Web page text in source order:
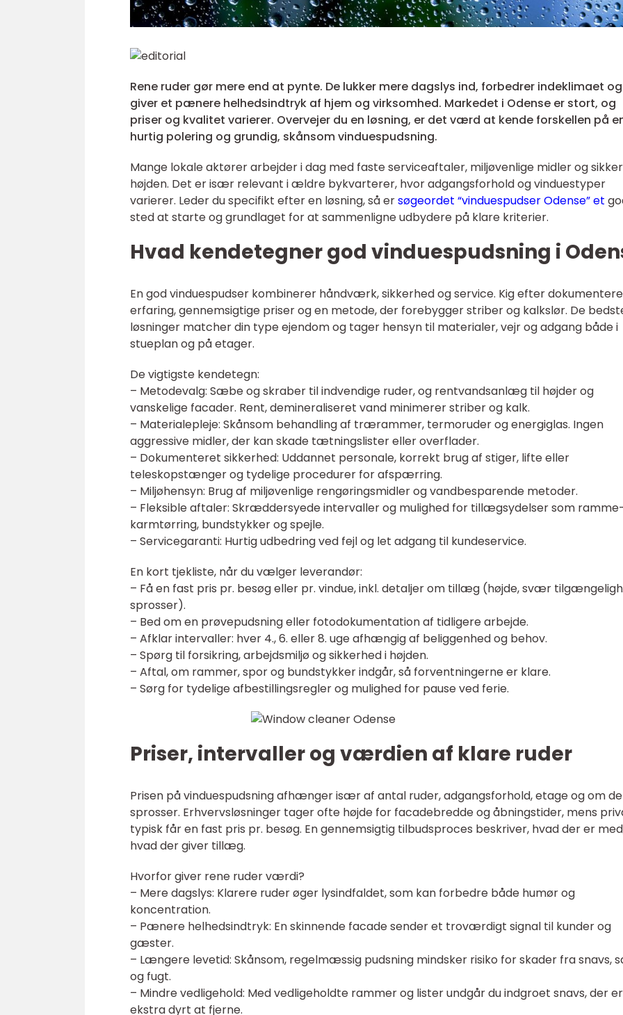
Rene ruder gør mere end at pynte. De lukker mere dagslys ind, forbedrer indeklimaet og
giver et pænere helhedsindtryk af hjem og virksomhed. Markedet i Odense er stort, og
priser og kvalitet varierer. Overvejer du en løsning, er det værd at kende forskellen på
hurtig polering og grundig, skånsom vinduespudsning.
Mange lokale aktører arbejder i dag med faste serviceaftaler, miljøvenlige midler og
højden. Det er især relevant i ældre bykvarterer, hvor adgangsforhold og vinduestyper
varierer. Leder du specifikt efter en løsning, så ersøgeordet “vinduespudser Odense” et
sted at starte og grundlaget for at sammenligne udbydere på klare kriterier.
Hvad kendetegner god vinduespudsning i
En god vinduespudser kombinerer håndværk, sikkerhed og service. Kig efter
erfaring, gennemsigtige priser og en metode, der forebygger striber og kalkslør. De
løsninger matcher din type ejendom og tager hensyn til materialer, vejr og adgang både i
stueplan og på etager.
De vigtigste kendetegn:
– Metodevalg: Sæbe og skraber til indvendige ruder, og rentvandsanlæg til højder og
vanskelige facader. Rent, demineraliseret vand minimerer striber og kalk.
– Materialepleje: Skånsom behandling af trærammer, termoruder og energiglas. Ingen
aggressive midler, der kan skade tætningslister eller overflader.
– Dokumenteret sikkerhed: Uddannet personale, korrekt brug af stiger, lifte eller
teleskopstænger og tydelige procedurer for afspærring.
– Miljøhensyn: Brug af miljøvenlige rengøringsmidler og vandbesparende metoder.
– Fleksible aftaler: Skræddersyede intervaller og mulighed for tillægsydelser som
karmtørring, bundstykker og spejle.
– Servicegaranti: Hurtig udbedring ved fejl og let adgang til kundeservice.
En kort tjekliste, når du vælger leverandør:
– Få en fast pris pr. besøg eller pr. vindue, inkl. detaljer om tillæg (højde, svær
sprosser).
– Bed om en prøvepudsning eller fotodokumentation af tidligere arbejde.
– Afklar intervaller: hver 4., 6. eller 8. uge afhængig af beliggenhed og behov.
– Spørg til forsikring, arbejdsmiljø og sikkerhed i højden.
– Aftal, om rammer, spor og bundstykker indgår, så forventningerne er klare.
– Sørg for tydelige afbestillingsregler og mulighed for pause ved ferie.
Priser, intervaller og værdien af klare ruder
Prisen på vinduespudsning afhænger især af antal ruder, adgangsforhold, etage og om
sprosser. Erhvervsløsninger tager ofte højde for facadebredde og åbningstider, mens
typisk får en fast pris pr. besøg. En gennemsigtig tilbudsproces beskriver, hvad der er
hvad der giver tillæg.
Hvorfor giver rene ruder værdi?
– Mere dagslys: Klarere ruder øger lysindfaldet, som kan forbedre både humør og
koncentration.
– Pænere helhedsindtryk: En skinnende facade sender et troværdigt signal til kunder og
gæster.
– Længere levetid: Skånsom, regelmæssig pudsning mindsker risiko for skader fra snavs,
og fugt.
– Mindre vedligehold: Med vedligeholdte rammer og lister undgår du indgroet snavs, der er
ekstra dyrt at fjerne.